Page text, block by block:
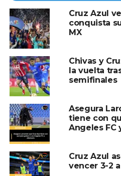
2do. Jersey de juego = $1699
1er. Jersey de mujer = $1499
2do. Jersey de mujer = $1499
Compartir en:
TEMAS RELACIONADOS: CRUZ
Cruz Azul
conquista
MX
Chivas y
la vuelta
semifinales
Asegura
tiene con
Angeles FC
Cruz Azul
vencer 3-2